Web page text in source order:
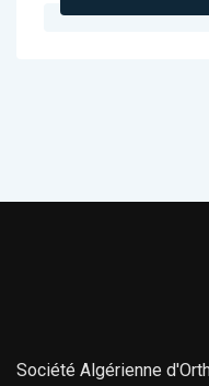
Société Algérienne